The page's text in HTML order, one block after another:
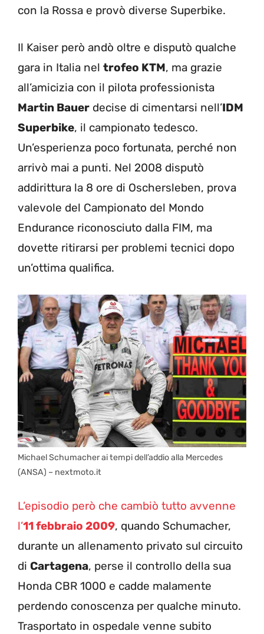
con la Rossa e provò diverse Superbike.
Il Kaiser però andò oltre e disputò qualche
gara in Italia nel trofeo KTM, ma grazie
all’amicizia con il pilota professionista
Martin Bauer decise di cimentarsi nell’IDM
Superbike, il campionato tedesco.
Un’esperienza poco fortunata, perché non
arrivò mai a punti. Nel 2008 disputò
addirittura la 8 ore di Oschersleben, prova
valevole del Campionato del Mondo
Endurance riconosciuto dalla FIM, ma
dovette ritirarsi per problemi tecnici dopo
un’ottima qualifica.
Michael Schumacher ai tempi dell’addio alla Mercedes
(ANSA) – nextmoto.it
L’episodio però che cambiò tutto avvenne
l’11 febbraio 2009, quando Schumacher,
durante un allenamento privato sul circuito
di Cartagena, perse il controllo della sua
Honda CBR 1000 e cadde malamente
perdendo conoscenza per qualche minuto.
Trasportato in ospedale venne subito